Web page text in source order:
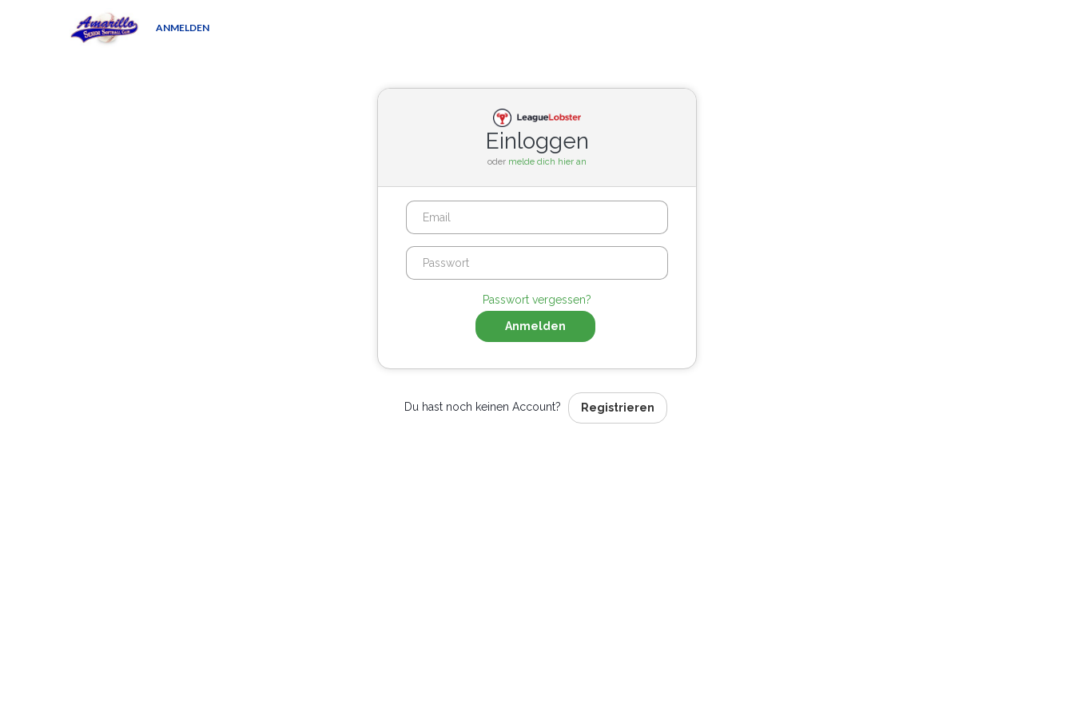
ANMELDEN
Einloggen
oder melde dich hier an
Passwort vergessen?
Anmelden
Du hast noch keinen Account? Registrieren